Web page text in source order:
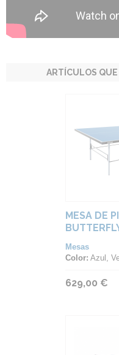
ARTÍCULOS
MESA DE
Mesas
Color: Azul,
629,00 €